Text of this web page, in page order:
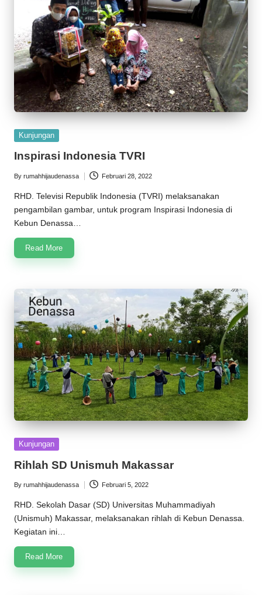
Posted
Kunjungan
Inspirasi Indonesia TVRI
Posted
by
By rumahhijaudenassa Februari 28, 2022
RHD. Televisi Republik Indonesia (TVRI) melaksanakan
pengambilan gambar, untuk program Inspirasi Indonesia di
Kebun Denassa…
Read More
Posted
Kunjungan
Rihlah SD Unismuh Makassar
Posted
by
By rumahhijaudenassa Februari 5, 2022
RHD. Sekolah Dasar (SD) Universitas Muhammadiyah
(Unismuh) Makassar, melaksanakan rihlah di Kebun Denassa.
Kegiatan ini…
Read More